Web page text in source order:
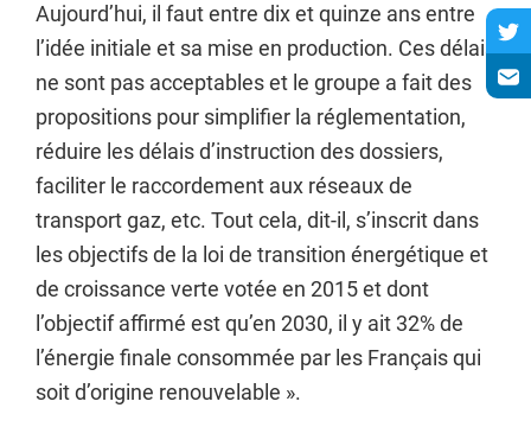
Aujourd’hui, il faut entre dix et quinze ans entre
l’idée initiale et sa mise en production. Ces délais
ne sont pas acceptables et le groupe a fait des
propositions pour simplifier la réglementation,
réduire les délais d’instruction des dossiers,
faciliter le raccordement aux réseaux de
transport gaz, etc. Tout cela, dit-il, s’inscrit dans
les objectifs de la loi de transition énergétique et
de croissance verte votée en 2015 et dont
l’objectif affirmé est qu’en 2030, il y ait 32% de
l’énergie finale consommée par les Français qui
soit d’origine renouvelable ».